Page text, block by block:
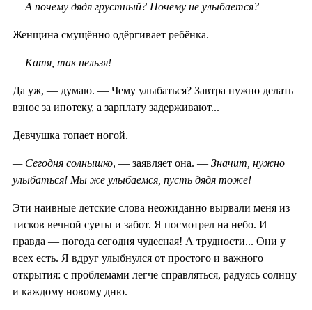
— А почему дядя грустный? Почему не улыбается?
Женщина смущённо одёргивает ребёнка.
— Катя, так нельзя!
Да уж, — думаю. — Чему улыбаться? Завтра нужно делать
взнос за ипотеку, а зарплату задерживают...
Девчушка топает ногой.
— Сегодня солнышко, — заявляет она. — Значит, нужно
улыбаться! Мы же улыбаемся, пусть дядя тоже!
Эти наивные детские слова неожиданно вырвали меня из
тисков вечной суеты и забот. Я посмотрел на небо. И
правда — погода сегодня чудесная! А трудности... Они у
всех есть. Я вдруг улыбнулся от простого и важного
открытия: с проблемами легче справляться, радуясь солнцу
и каждому новому дню.